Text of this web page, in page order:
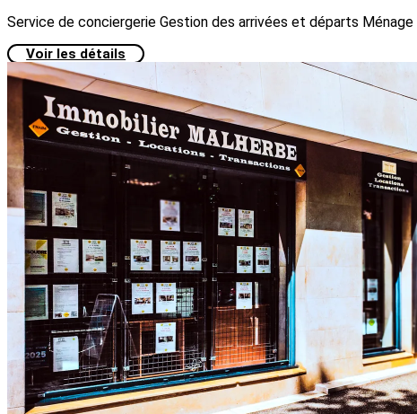
Service de conciergerie Gestion des arrivées et départs
Voir les détails